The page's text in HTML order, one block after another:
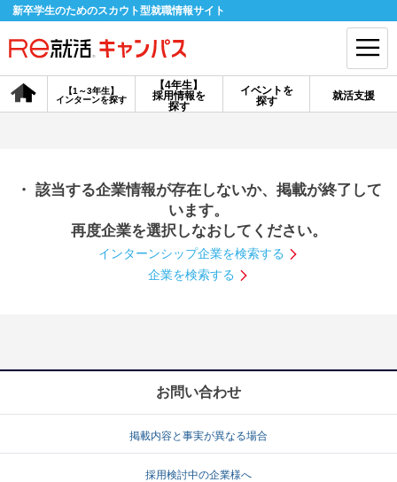
新卒学生のためのスカウト型就職情報サイト
【4年生】
採用情報を
探す
【1～3年生】
インターンを探す
イベントを
探す
就活支援
会員登録 ログイン
探す
【4年生】
説明会を探す
インターンを探す
就活ノウハウ・サポート
就活支援
就活ノウハウが満載！ お役立ち記事・相談室など
・ 該当する企業情報が存在しないか、掲載が終了して
います。
再度企業を選択しなおしてください。
インターンシップ企業を検索する
企業を検索する
お問い合わせ
掲載内容と事実が異なる場合
採用検討中の企業様へ